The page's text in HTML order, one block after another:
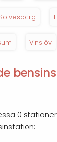
Sölvesborg
Vinslöv
0